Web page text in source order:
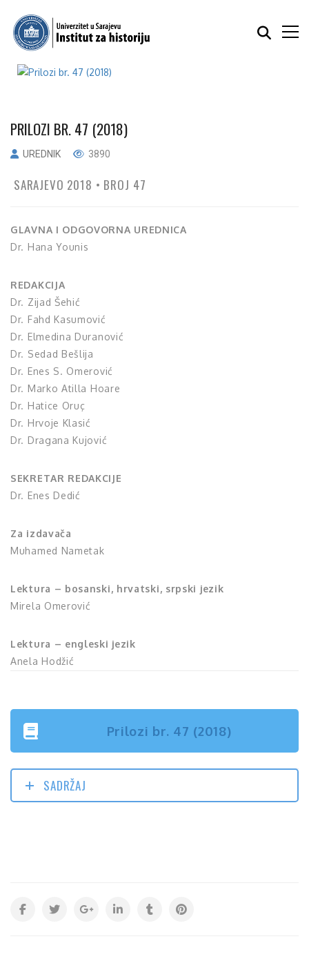
PRILOZI BR. 47 (2018)
UREDNIK 3890
SARAJEVO 2018 • BROJ 47
GLAVNA I ODGOVORNA UREDNICA
Dr. Hana Younis
REDAKCIJA
Dr. Zijad Šehić
Dr. Fahd Kasumović
Dr. Elmedina Duranović
Dr. Sedad Bešlija
Dr. Enes S. Omerović
Dr. Marko Atilla Hoare
Dr. Hatice Oruç
Dr. Hrvoje Klasić
Dr. Dragana Kujović
SEKRETAR REDAKCIJE
Dr. Enes Dedić
Za izdavača
Muhamed Nametak
Lektura – bosanski, hrvatski, srpski jezik
Mirela Omerović
Lektura – engleski jezik
Anela Hodžić
Prilozi br. 47 (2018)
SADRŽAJ